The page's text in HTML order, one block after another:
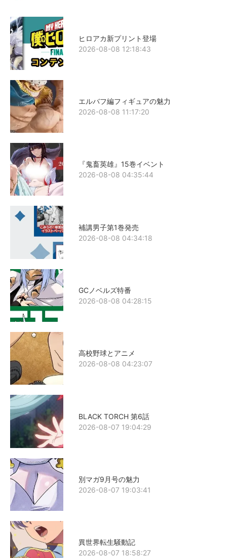
ヒロアカ新プリント登場
2026-08-08 12:18:43
エルバフ編フィギュアの魅力
2026-08-08 11:17:20
『鬼畜英雄』15巻イベント
2026-08-08 04:35:44
補講男子第1巻発売
2026-08-08 04:34:18
GCノベルズ特番
2026-08-08 04:28:15
高校野球とアニメ
2026-08-08 04:23:07
BLACK TORCH 第6話
2026-08-07 19:04:29
別マガ9月号の魅力
2026-08-07 19:03:41
異世界転生騒動記
2026-08-07 18:58:27